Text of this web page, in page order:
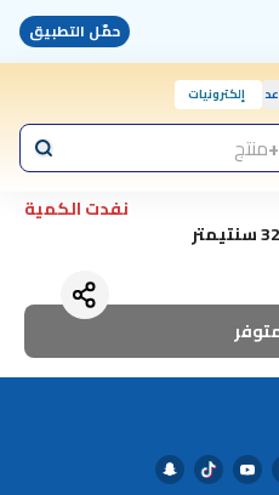
حمّل التطبيق
إلكترونيات
منتج
نفدت الكمية